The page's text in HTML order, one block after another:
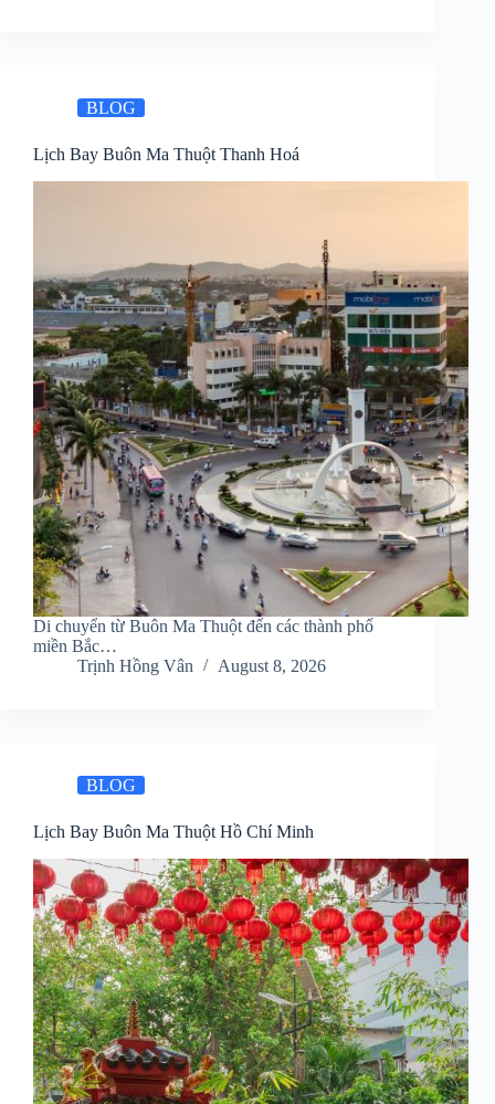
BLOG
Lịch Bay Buôn Ma Thuột Thanh Hoá
Di chuyển từ Buôn Ma Thuột đến các thành phố
miền Bắc…
Trịnh Hồng Vân
August 8, 2026
BLOG
Lịch Bay Buôn Ma Thuột Hồ Chí Minh